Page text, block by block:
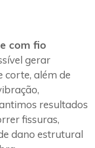
com fio
gerar
corte, além de
resultados
fissuras,
dano estrutural